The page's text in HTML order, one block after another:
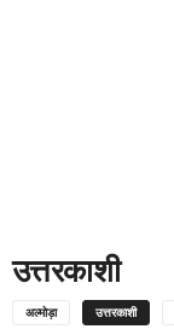
उत्तरकाशी
अल्मोड़ा उत्तरकाशी